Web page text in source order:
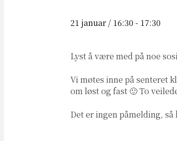
21 januar / 16:30 - 17:30
Lyst å være med på noe
Vi møtes inne på senteret
om løst og fast 🙂 To
Det er ingen påmelding,